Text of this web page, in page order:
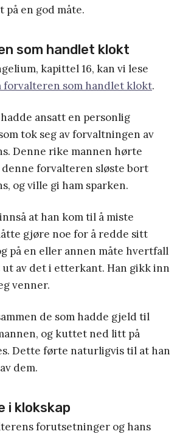
på en god måte.
som handlet klokt
kapittel 16, kan vi lese
forvalteren som handlet klokt.
ansatt en personlig
tok seg av forvaltningen av
Denne rike mannen hørte
forvalteren sløste bort
og ville gi ham sparken.
at han kom til å miste
gjøre noe for å redde sitt
på en eller annen måte hvertfall
av det i etterkant. Han gikk inn
venner.
de som hadde gjeld til
og kuttet ned litt på
Dette førte naturligvis til at han
dem.
i klokskap
forutsetninger og hans